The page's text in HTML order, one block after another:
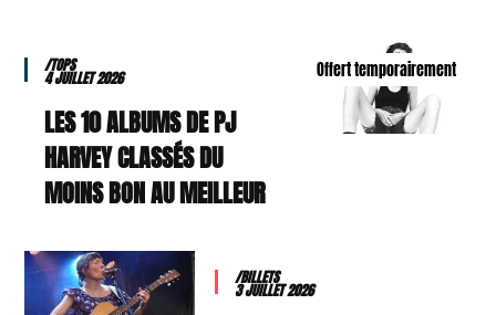
Offert temporairement
/TOPS
4 JUILLET 2026
LES 10 ALBUMS DE PJ
HARVEY CLASSÉS DU
MOINS BON AU MEILLEUR
/BILLETS
3 JUILLET 2026